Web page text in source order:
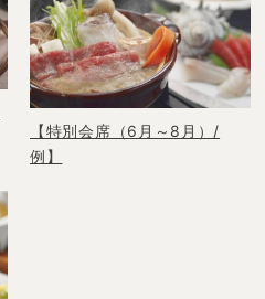
【特別会席（6月～8月）/
例】